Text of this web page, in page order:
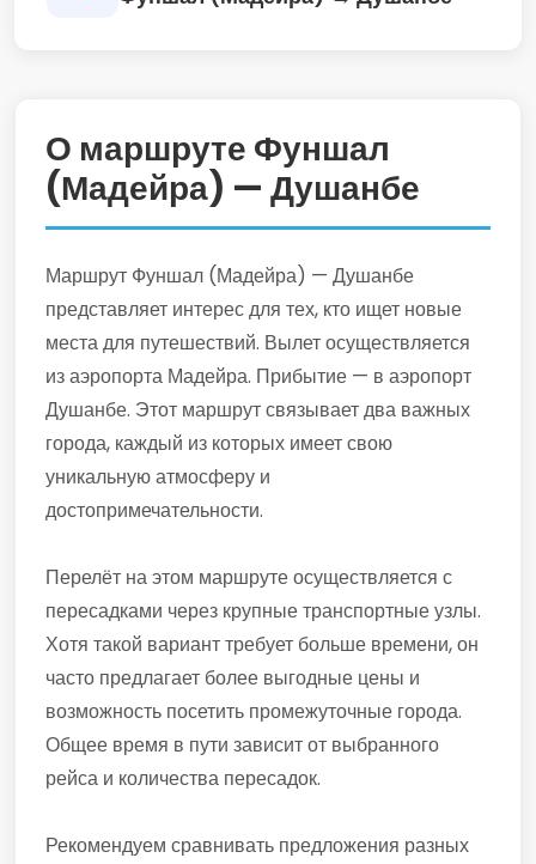
О маршруте Фуншал
(Мадейра) — Душанбе
Маршрут Фуншал (Мадейра) — Душанбе
представляет интерес для тех, кто ищет новые
места для путешествий. Вылет осуществляется
из аэропорта Мадейра. Прибытие — в аэропорт
Душанбе. Этот маршрут связывает два важных
города, каждый из которых имеет свою
уникальную атмосферу и
достопримечательности.
Перелёт на этом маршруте осуществляется с
пересадками через крупные транспортные узлы.
Хотя такой вариант требует больше времени, он
часто предлагает более выгодные цены и
возможность посетить промежуточные города.
Общее время в пути зависит от выбранного
рейса и количества пересадок.
Рекомендуем сравнивать предложения разных